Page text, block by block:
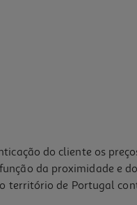
do cliente os
da proximidade e
território de Portugal